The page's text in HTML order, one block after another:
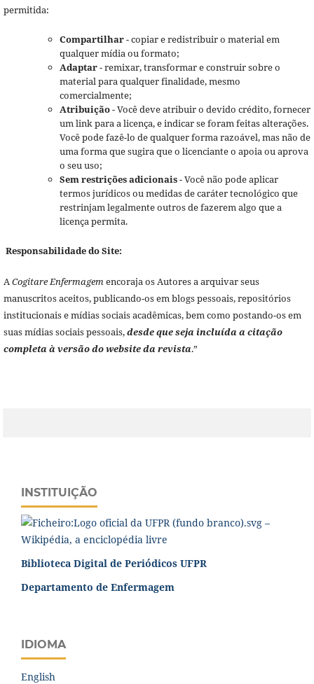
permitida:
Compartilhar- copiar e redistribuir o material em
qualquer mídia ou formato;
Adaptar- remixar, transformar e construir sobre o
material para qualquer finalidade, mesmo
comercialmente;
Atribuição- Você deve atribuir o devido crédito, fornecer
um link para a licença, e indicar se foram feitas alterações.
Você pode fazê-lo de qualquer forma razoável, mas não de
uma forma que sugira que o licenciante o apoia ou aprova
o seu uso;
Sem restrições adicionais- Você não pode aplicar
termos jurídicos ou medidas de caráter tecnológico que
restrinjam legalmente outros de fazerem algo que a
licença permita.
Responsabilidade do Site:
ACogitare Enfermagemencoraja os Autores a arquivar seus
manuscritos aceitos, publicando-os em blogs pessoais, repositórios
institucionais e mídias sociais acadêmicas, bem como postando-os em
suas mídias sociais pessoais,desde que seja incluída a citação
completa à versão do website da revista.”
INSTITUIÇÃO
Biblioteca Digital de Periódicos UFPR
Departamento de Enfermagem
IDIOMA
English